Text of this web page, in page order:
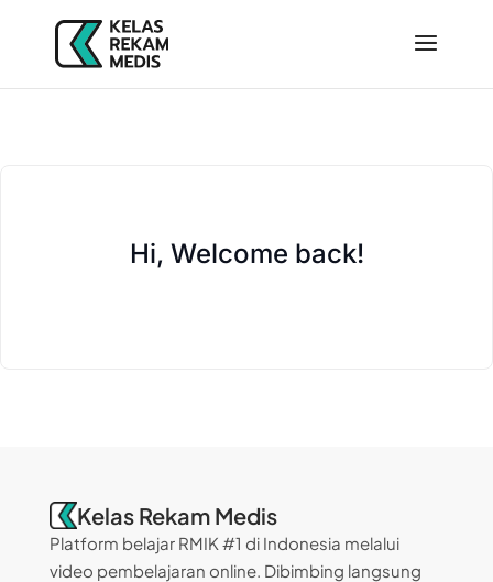
Hi, Welcome back!
Kelas Rekam Medis
Platform belajar RMIK #1 di Indonesia melalui
video pembelajaran online. Dibimbing langsung